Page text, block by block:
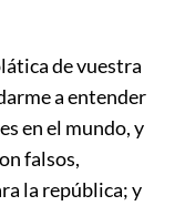
de vuestra
a entender
en el mundo, y
falsos,
la república; y